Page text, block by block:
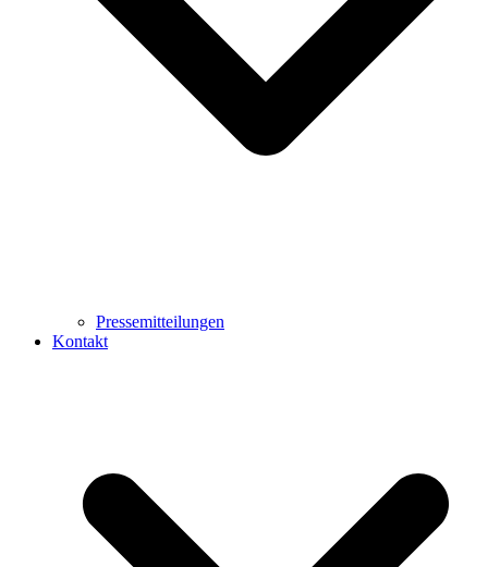
Pressemitteilungen
Kontakt